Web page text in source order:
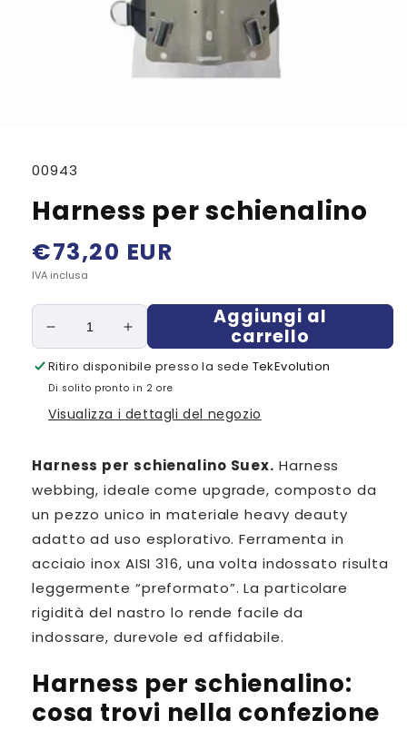
SKU:
00943
Harness per schienalino
Prezzo
di
listino
€73,20 EUR
IVA inclusa
Diminuisci
quantità
per
Harness
per
Aumenta
quantità
per
Harness
per
Aggiungi al
carrello
Ritiro disponibile presso la sede TekEvolution
Di solito pronto in 2 ore
Visualizza i dettagli del negozio
Harness per schienalino Suex. Harness
webbing, ideale come upgrade, composto da
un pezzo unico in materiale heavy deauty
adatto ad uso esplorativo. Ferramentain
acciaio inox AISI 316, una volta indossato risulta
leggermente “preformato”.La particolare
rigidità del nastro lo rende facile da
indossare, durevole ed affidabile.
Harness per schienalino:
cosa trovi nella confezione